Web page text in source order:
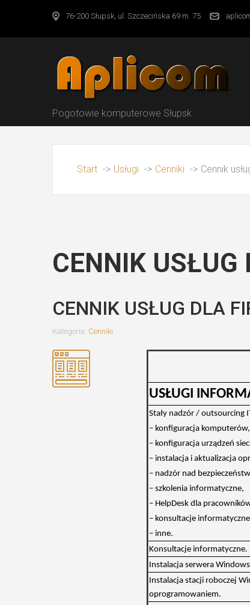
76-200 Słupsk, ul. Szczecińska 69 m. 75
Pogotowie komputerowe Słupsk
Start -> Usługi -> Cenniki -> Cennik
CENNIK
CENNIK USŁUG DLA
Kategoria: Cenniki
USŁUGI
Stały nadzór / outsourcing
– konfiguracja
– konfiguracja urządzeń
– instalacja i aktualizacja
– nadzór nad
– szkolenia informatyczne,
– HelpDesk dla
– konsultacje
– inne.
Konsultacje informatyczne.
Instalacja serwera
Instalacja stacji roboczej
oprogramowaniem.